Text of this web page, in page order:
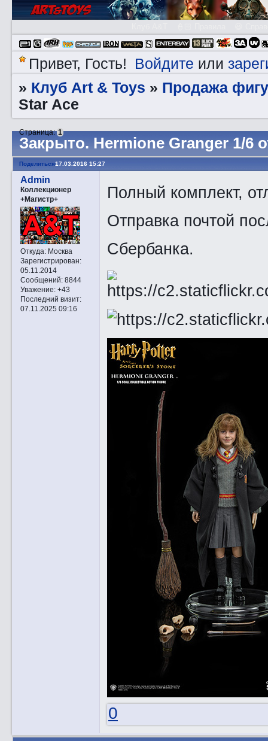
Привет, Гость! Войдите или
» Клуб Art & Toys » Продажа
Star Ace
Закрытo. Hermione Granger 1/6
Страница:1
Поделиться17.03.2016 15:27
Admin
Коллекционер
+Магистр+
Откуда:Москва
Зарегистрирован:
05.11.2014
Сообщений:8844
Уважение: +43
Последний визит:
07.11.2025 09:16
Полный комплект,
Отправка почтой
Сбербанка.
0